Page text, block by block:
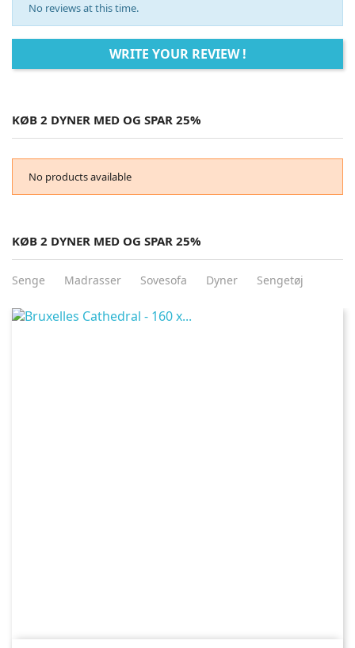
No reviews at this time.
WRITE YOUR REVIEW !
KØB 2 DYNER MED OG SPAR 25%
No products available
KØB 2 DYNER MED OG SPAR 25%
Senge Madrasser Sovesofa Dyner Sengetøj